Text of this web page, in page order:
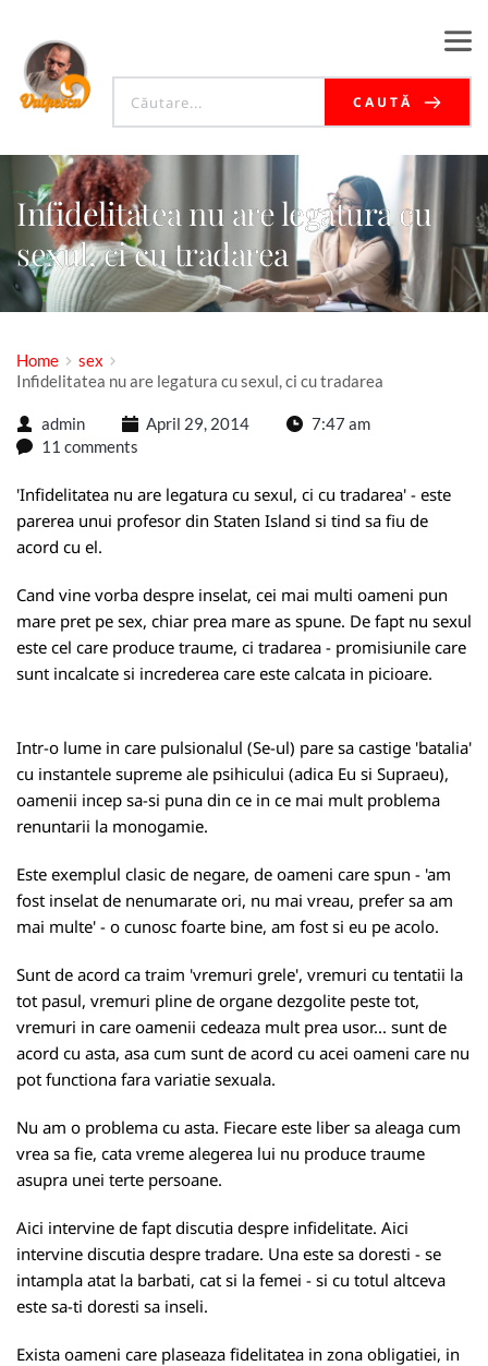
CAUTĂ
Infidelitatea nu are legatura cu
sexul, ci cu tradarea
Home
sex
Infidelitatea nu are legatura cu sexul, ci cu tradarea
admin April 29, 2014
7:47 am
11 comments
'Infidelitatea nu are legatura cu sexul, ci cu tradarea' - este
parerea unui profesor din Staten Island si tind sa fiu de
acord cu el.
Cand vine vorba despre inselat, cei mai multi oameni pun
mare pret pe sex, chiar prea mare as spune. De fapt nu sexul
este cel care produce traume, ci tradarea - promisiunile care
sunt incalcate si increderea care este calcata in picioare.
Intr-o lume in care pulsionalul (Se-ul) pare sa castige 'batalia'
cu instantele supreme ale psihicului (adica Eu si Supraeu),
oamenii incep sa-si puna din ce in ce mai mult problema
renuntarii la monogamie.
Este exemplul clasic de negare, de oameni care spun - 'am
fost inselat de nenumarate ori, nu mai vreau, prefer sa am
mai multe' - o cunosc foarte bine, am fost si eu pe acolo.
Sunt de acord ca traim 'vremuri grele', vremuri cu tentatii la
tot pasul, vremuri pline de organe dezgolite peste tot,
vremuri in care oamenii cedeaza mult prea usor... sunt de
acord cu asta, asa cum sunt de acord cu acei oameni care nu
pot functiona fara variatie sexuala.
Nu am o problema cu asta. Fiecare este liber sa aleaga cum
vrea sa fie, cata vreme alegerea lui nu produce traume
asupra unei terte persoane.
Aici intervine de fapt discutia despre infidelitate. Aici
intervine discutia despre tradare. Una este sa doresti - se
intampla atat la barbati, cat si la femei - si cu totul altceva
este sa-ti doresti sa inseli.
Exista oameni care plaseaza fidelitatea in zona obligatiei, in